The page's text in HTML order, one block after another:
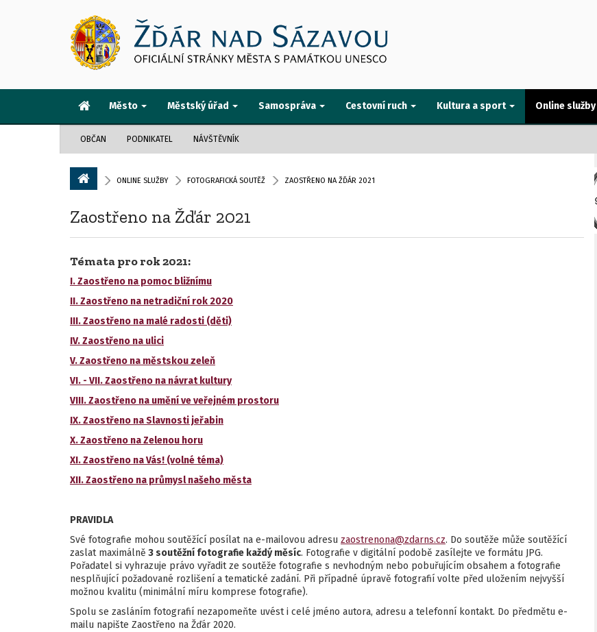
Město Městský úřad Samospráva Cestovní ruch Kultura a sport Online služby
OBČAN PODNIKATEL NÁVŠTĚVNÍK
ONLINE SLUŽBY FOTOGRAFICKÁ SOUTĚŽ ZAOSTŘENO NA ŽĎÁR 2021
Zaostřeno na Žďár 2021
Témata pro rok 2021:
I. Zaostřeno na pomoc bližnímu
II. Zaostřeno na netradiční rok 2020
III. Zaostřeno na malé radosti (děti)
IV. Zaostřeno na ulici
V. Zaostřeno na městskou zeleň
VI. - VII. Zaostřeno na návrat kultury
VIII. Zaostřeno na umění ve veřejném prostoru
IX. Zaostřeno na Slavnosti jeřabin
X. Zaostřeno na Zelenou horu
XI. Zaostřeno na Vás! (volné téma)
XII. Zaostřeno na průmysl našeho města
PRAVIDLA
Své fotografie mohou soutěžící posílat na e-mailovou adresu zaostrenona@zdarns.cz. Do soutěže může soutěžící
zaslat maximálně 3 soutěžní fotografie každý měsíc. Fotografie v digitální podobě zasílejte ve formátu JPG.
Pořadatel si vyhrazuje právo vyřadit ze soutěže fotografie s nevhodným nebo pobuřujícím obsahem a fotografie
nesplňující požadované rozlišení a tematické zadání. Při případné úpravě fotografií volte před uložením nejvyšší
možnou kvalitu (minimální míru komprese fotografie).
Spolu se zasláním fotografií nezapomeňte uvést i celé jméno autora, adresu a telefonní kontakt. Do předmětu e-
mailu napište Zaostřeno na Žďár 2020.